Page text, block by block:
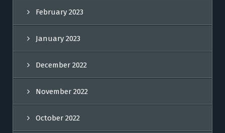
February 2023
January 2023
December 2022
November 2022
October 2022